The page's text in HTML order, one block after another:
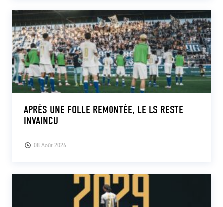
08 Août 2026
APRÈS UNE FOLLE REMONTÉE, LE LS RESTE
INVAINCU